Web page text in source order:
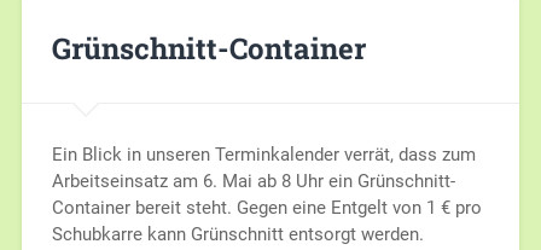
Grünschnitt-Container
Ein Blick in unseren Terminkalender verrät, dass zum
Arbeitseinsatz am 6. Mai ab 8 Uhr ein Grünschnitt-
Container bereit steht. Gegen eine Entgelt von 1 € pro
Schubkarre kann Grünschnitt entsorgt werden.